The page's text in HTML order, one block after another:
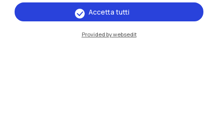
Accetta tutti
Provided by websedit